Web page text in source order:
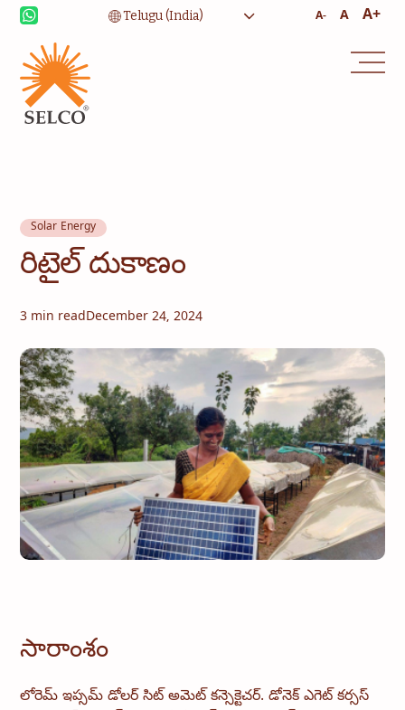
A- A A+
జీవనోపాధి
Solar Energy
రిటైల్ దుకాణం
3 min readDecember 24, 2024
సారాంశం
లోరెమ్ ఇప్సమ్ డోలర్ సిట్ అమెట్ కన్సెక్టెచర్. డోనెక్ ఎగెట్ కర్సస్